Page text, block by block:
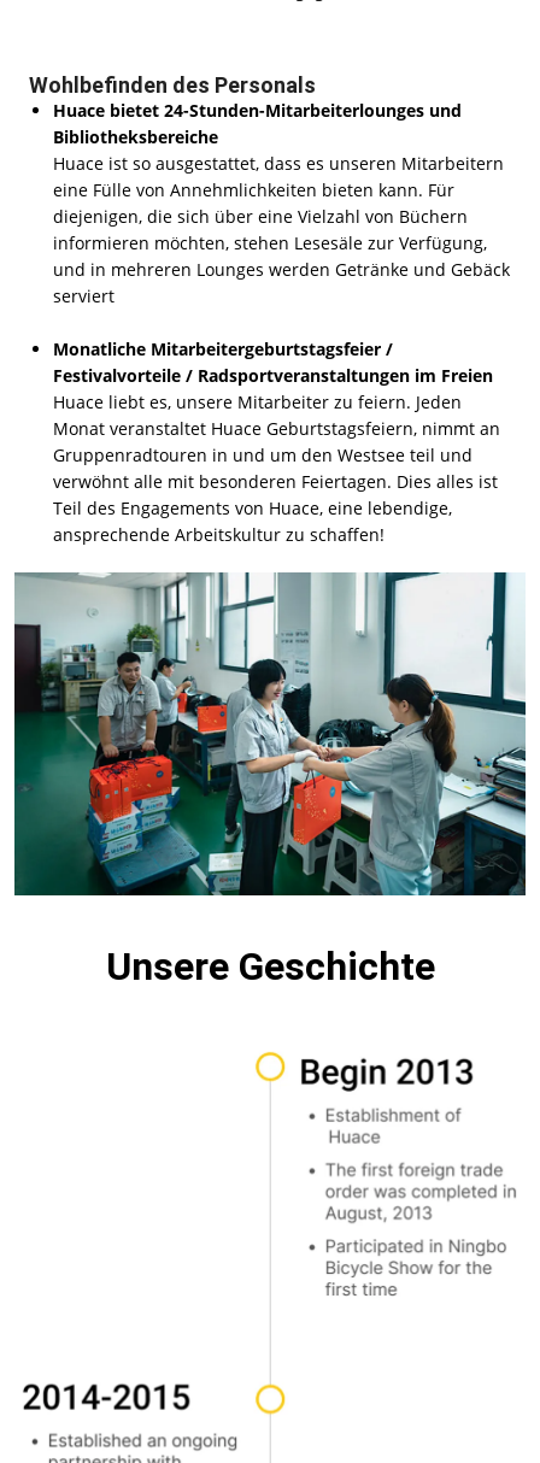
Wohlbefinden des Personals
Huace bietet 24-Stunden-Mitarbeiterlounges und
Bibliotheksbereiche
Huace ist so ausgestattet, dass es unseren Mitarbeitern
eine Fülle von Annehmlichkeiten bieten kann. Für
diejenigen, die sich über eine Vielzahl von Büchern
informieren möchten, stehen Lesesäle zur Verfügung,
und in mehreren Lounges werden Getränke und Gebäck
serviert
Monatliche Mitarbeitergeburtstagsfeier /
Festivalvorteile / Radsportveranstaltungen im Freien
Huace liebt es, unsere Mitarbeiter zu feiern. Jeden
Monat veranstaltet Huace Geburtstagsfeiern, nimmt an
Gruppenradtouren in und um den Westsee teil und
verwöhnt alle mit besonderen Feiertagen. Dies alles ist
Teil des Engagements von Huace, eine lebendige,
ansprechende Arbeitskultur zu schaffen!
Unsere Geschichte